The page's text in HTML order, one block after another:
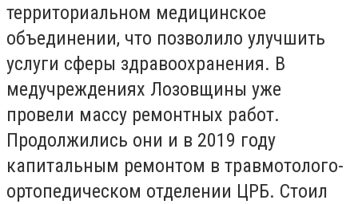
территориальном медицинское
объединении, что позволило улучшить
услуги сферы здравоохранения. В
медучреждениях Лозовщины уже
провели массу ремонтных работ.
Продолжились они и в 2019 году
капитальным ремонтом в травмотолого-
ортопедическом отделении ЦРБ. Стоил